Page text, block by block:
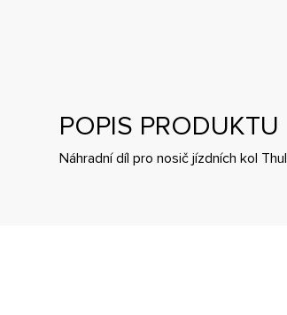
POPIS PRODUKTU
Náhradní díl pro nosič jízdních kol